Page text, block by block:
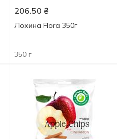
206.50 ₴
Лохина Flora 350г
350 г